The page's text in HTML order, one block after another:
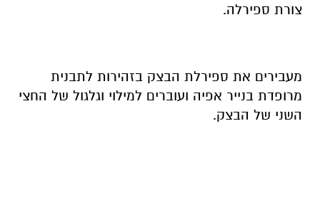
צורת ספירלה.
מעבירים את ספירלת הבצק בזהירות לתבנית
מרופדת בנייר אפיה ועוברים למילוי וגלגול של החצי
השני של הבצק.